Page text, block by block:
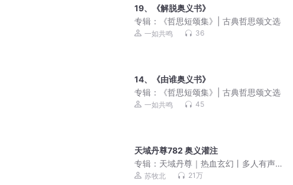
19、《解脱奥义书》
专辑：
《哲思短颂集》| 古典哲思颂文选
一如共鸣 36
14、《由谁奥义书》
专辑：
《哲思短颂集》| 古典哲思颂文选
一如共鸣 45
天域丹尊782 奥义灌注
专辑： 天域丹尊｜热血玄幻丨多人有声
剧（持续爆更）
苏牧北 21万